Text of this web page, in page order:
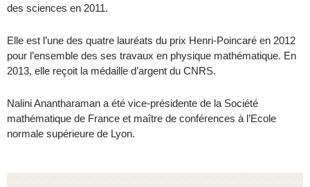
des sciences en 2011.
Elle est l’une des quatre lauréats du prix Henri-Poincaré en 2012
pour l’ensemble des ses travaux en physique mathématique. En
2013, elle reçoit la médaille d’argent du CNRS.
Nalini Anantharaman a été vice-présidente de la Société
mathématique de France et maître de conférences à l’Ecole
normale supérieure de Lyon.